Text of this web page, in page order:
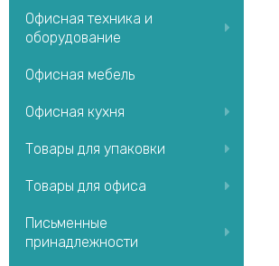
Офисная техника и
оборудование
Офисная мебель
Офисная кухня
Товары для упаковки
Товары для офиса
Письменные
принадлежности